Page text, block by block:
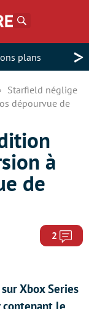
plans >
Starfield néglige
dépourvue de
à
de
2
Xbox Series
le